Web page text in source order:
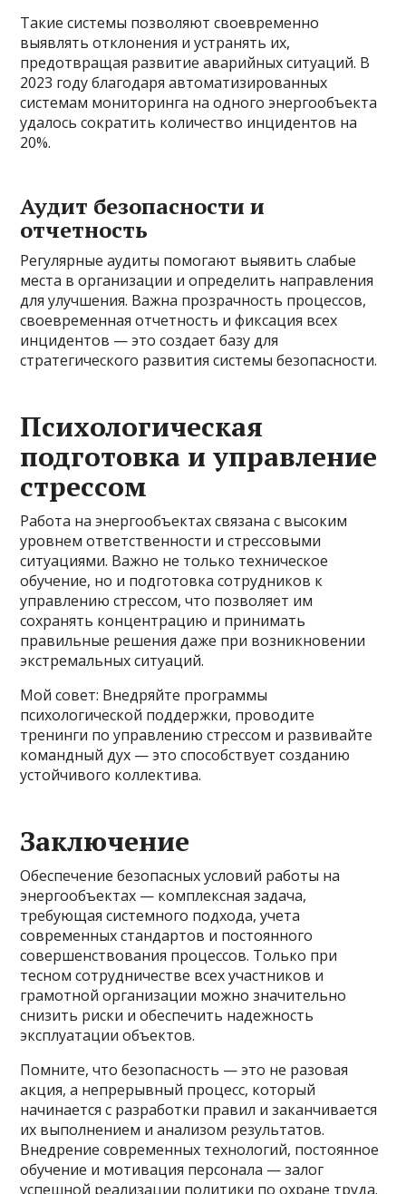
Такие системы позволяют своевременно
выявлять отклонения и устранять их,
предотвращая развитие аварийных ситуаций. В
2023 году благодаря автоматизированных
системам мониторинга на одного энергообъекта
удалось сократить количество инцидентов на
20%.
Аудит безопасности и
отчетность
Регулярные аудиты помогают выявить слабые
места в организации и определить направления
для улучшения. Важна прозрачность процессов,
своевременная отчетность и фиксация всех
инцидентов — это создает базу для
стратегического развития системы безопасности.
Психологическая
подготовка и управление
стрессом
Работа на энергообъектах связана с высоким
уровнем ответственности и стрессовыми
ситуациями. Важно не только техническое
обучение, но и подготовка сотрудников к
управлению стрессом, что позволяет им
сохранять концентрацию и принимать
правильные решения даже при возникновении
экстремальных ситуаций.
Мой совет: Внедряйте программы
психологической поддержки, проводите
тренинги по управлению стрессом и развивайте
командный дух — это способствует созданию
устойчивого коллектива.
Заключение
Обеспечение безопасных условий работы на
энергообъектах — комплексная задача,
требующая системного подхода, учета
современных стандартов и постоянного
совершенствования процессов. Только при
тесном сотрудничестве всех участников и
грамотной организации можно значительно
снизить риски и обеспечить надежность
эксплуатации объектов.
Помните, что безопасность — это не разовая
акция, а непрерывный процесс, который
начинается с разработки правил и заканчивается
их выполнением и анализом результатов.
Внедрение современных технологий, постоянное
обучение и мотивация персонала — залог
успешной реализации политики по охране труда.